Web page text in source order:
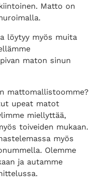
Matto on
löytyy myös muita
maton sinun
mattomallistoomme?
upeat matot
miellyttää,
toiveiden mukaan.
myös
Olemme
ja autamme